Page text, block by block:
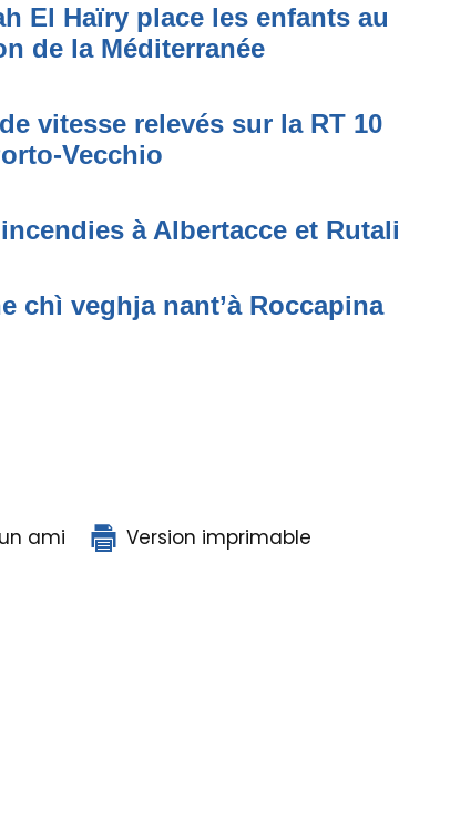
El Haïry place les enfants au
de la Méditerranée
vitesse relevés sur la RT 10
Vecchio
à Albertacce et Rutali
chì veghja nant’à Roccapina
ami Version imprimable